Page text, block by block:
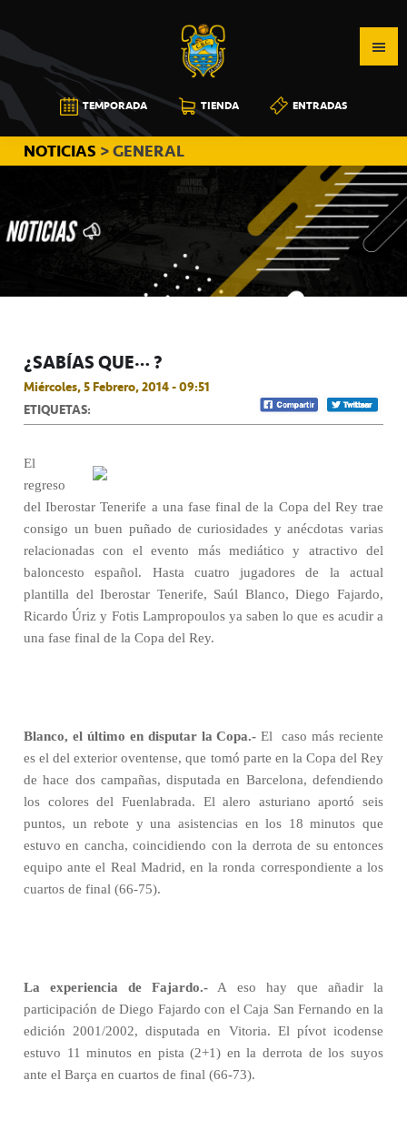
a
la
navegación
principal
al
contenido
principal
a
la
barra
lateral
principal
CB
CANARIAS
TEMPORADA TIENDA ENTRADAS
NOTICIAS > GENERAL
¿SABÍAS QUE… ?
Miércoles, 5 Febrero, 2014 - 09:51
ETIQUETAS:
El
regreso
del Iberostar Tenerife a una fase final de la Copa del Rey trae
consigo un buen puñado de curiosidades y anécdotas varias
relacionadas con el evento más mediático y atractivo del
baloncesto español. Hasta cuatro jugadores de la actual
plantilla del Iberostar Tenerife, Saúl Blanco, Diego Fajardo,
Ricardo Úriz y Fotis Lampropoulos ya saben lo que es acudir a
una fase final de la Copa del Rey.
Blanco, el último en disputar la Copa.- El
caso más reciente
es el del exterior oventense, que tomó parte en la Copa del Rey
de hace dos campañas, disputada en Barcelona, defendiendo
los colores del Fuenlabrada. El alero asturiano aportó seis
puntos, un rebote y una asistencias en los 18 minutos que
estuvo en cancha, coincidiendo con la derrota de su entonces
equipo ante el Real Madrid, en la ronda correspondiente a los
cuartos de final (66-75).
La experiencia de Fajardo.- A eso hay que añadir la
participación de Diego Fajardo con el Caja San Fernando en la
edición 2001/2002, disputada en Vitoria. El pívot icodense
estuvo 11 minutos en pista (2+1) en la derrota de los suyos
ante el Barça en cuartos de final (66-73).